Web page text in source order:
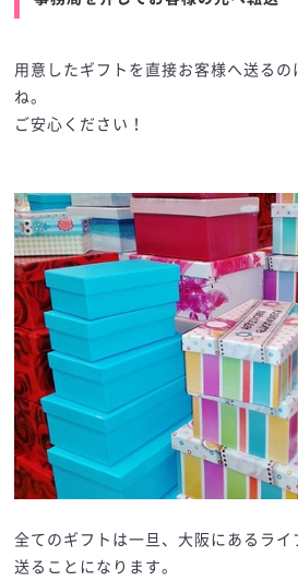
用意したギフトを直接お客様へ送るの
ね。
ご安心ください！
全てのギフトは一旦、大阪にあるライ
送ることになります。